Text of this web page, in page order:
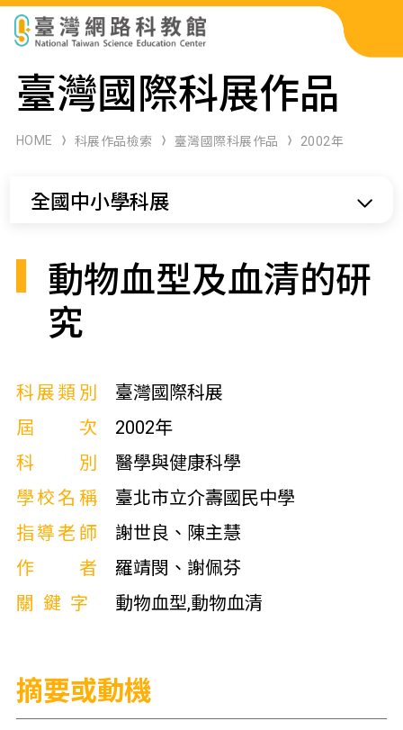
科展作品檢索
科學研習月刊
臺灣國際科展作品
HOME 科展作品檢索 臺灣國際科展作品 2002年
全國中小學科展
動物血型及血清的研
究
科展類別
臺灣國際科展
屆次
2002年
科別
醫學與健康科學
學校名稱
臺北市立介壽國民中學
指導老師
謝世良、陳主慧
作者
羅靖閔、謝佩芬
關鍵字
動物血型,動物血清
摘要或動機